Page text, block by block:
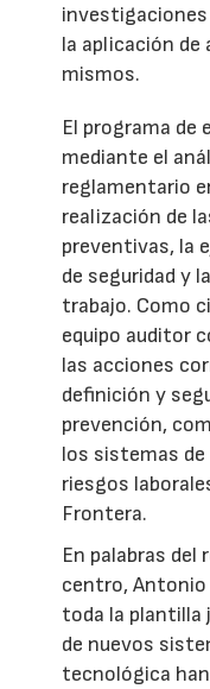
la aplicación
mismos.
El programa de
mediante el
reglamentario
realización de
preventivas, la
de seguridad y
trabajo. Como
equipo auditor
las acciones
definición y
prevención,
los sistemas de
riesgos
Frontera.
En palabras del
centro, Antonio
toda la plantilla
de nuevos
tecnológica